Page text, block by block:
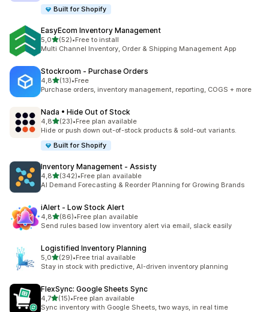
Built for Shopify
EasyEcom Inventory Management
5,0stelle su 5
(52)
52 recensioni totali
•Free to install
Multi Channel Inventory, Order & Shipping Management App
Stockroom ‑ Purchase Orders
4,8stelle su 5
(13)
13 recensioni totali
•Free
Purchase orders, inventory management, reporting, COGS + more
Nada • Hide Out of Stock
4,8stelle su 5
(23)
23 recensioni totali
•Free plan available
Hide or push down out-of-stock products & sold-out variants.
Built for Shopify
Inventory Management ‑ Assisty
4,8stelle su 5
(342)
342 recensioni totali
•Free plan available
AI Demand Forecasting & Reorder Planning for Growing Brands
iAlert ‑ Low Stock Alert
4,8stelle su 5
(86)
86 recensioni totali
•Free plan available
Send rules based low inventory alert via email, slack easily
Logistified Inventory Planning
5,0stelle su 5
(29)
29 recensioni totali
•Free trial available
Stay in stock with predictive, AI-driven inventory planning
FlexSync: Google Sheets Sync
4,7stelle su 5
(15)
15 recensioni totali
•Free plan available
Sync inventory with Google Sheets, two ways, in real time